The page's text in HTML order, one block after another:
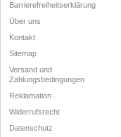
Barrierefreiheitserklärung
Über uns
Kontakt
Sitemap
Versand und
Zahlungsbedingungen
Reklamation
Widerrufsrecht
Datenschutz